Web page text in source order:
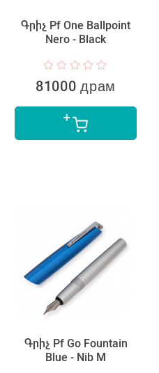
Գրիչ Pf One Ballpoint
Nero - Black
81000 драм
Գրիչ Pf Go Fountain
Blue - Nib M